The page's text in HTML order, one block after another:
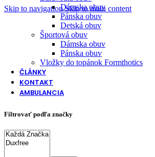
Skip to navigationSkip to main content
Dámska obuv
Pánska obuv
Detská obuv
Športová obuv
Dámska obuv
Pánska obuv
Vložky do topánok Formthotics
ČLÁNKY
KONTAKT
AMBULANCIA
Filtrovať podľa značky